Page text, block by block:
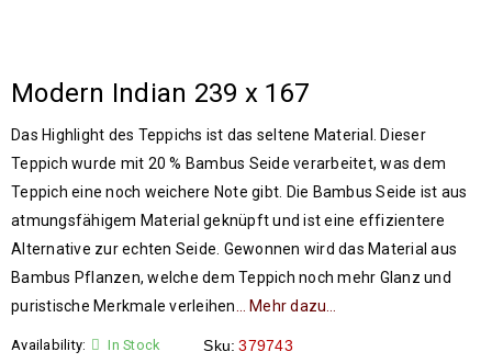
Modern Indian 239 x 167
Das Highlight des Teppichs ist das seltene Material. Dieser
Teppich wurde mit 20 % Bambus Seide verarbeitet, was dem
Teppich eine noch weichere Note gibt. Die Bambus Seide ist aus
atmungsfähigem Material geknüpft und ist eine effizientere
Alternative zur echten Seide. Gewonnen wird das Material aus
Bambus Pflanzen, welche dem Teppich noch mehr Glanz und
puristische Merkmale verleihen … Mehr dazu…
Availability: In Stock Sku: 379743